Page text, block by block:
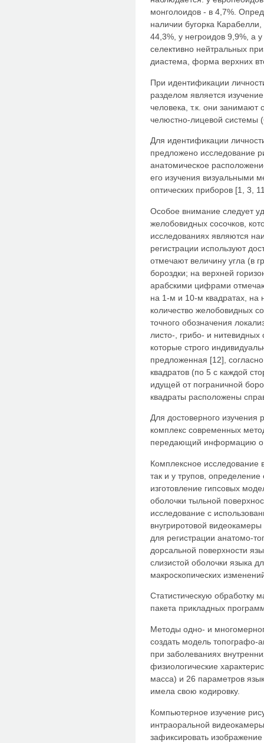
монголоидов - в 4,7%.
наличии бугорка
44,3%, у негроидов 9,9%, а
селективно нейтральных
диастема, форма верхних
При идентификации
разделом является
человека, т.к. они занимают
челюстно-лицевой системы
Для идентификации
предложено исследование
анатомическое
его изучения визуальными
оптических приборов [1, 3,
Особое внимание следует
желобовидных сосочков,
исследованиях являются
регистрации используют
отмечают величину угла (в
бороздки; на верхней
арабскими цифрами
на 1-м и 10-м квадратах, на
количество желобовидных
точного обозначения
листо-, грибо- и нитевидных
которые строго
предложенная [12],
квадратов (по 5 с каждой
идущей от пограничной
квадраты расположены
Для достоверного изучения
комплекс современных
передающий информацию о
Комплексное исследование
так и у трупов,
изготовление гипсовых
оболочки тыльной
исследование с
внугриротовой
для регистрации анатомо-
дорсальной поверхности
слизистой оболочки языка
макроскопических
Статистическую обработку
пакета прикладных
Методы одно- и
создать модель топографо-
при заболеваниях
физиологические
масса) и 26 параметров
имела свою кодировку.
Компьютерное изучение
интраоральной
зафиксировать